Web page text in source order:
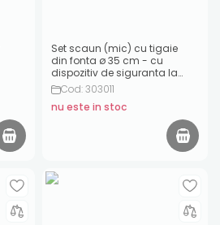
Set scaun (mic) cu tigaie
din fonta ø 35 cm - cu
dispozitiv de siguranta la
aprindere
Cod: 303011
nu este in stoc